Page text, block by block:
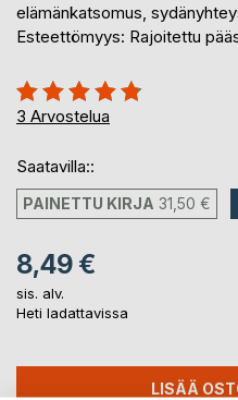
elämänkatsomus,
Esteettömyys: Rajoitettu
Arvostelu::
93%
3 Arvostelua
Saatavilla::
PAINETTU KIRJA 31,50 €
8,49 €
sis. alv.
Heti ladattavissa
LISÄÄ